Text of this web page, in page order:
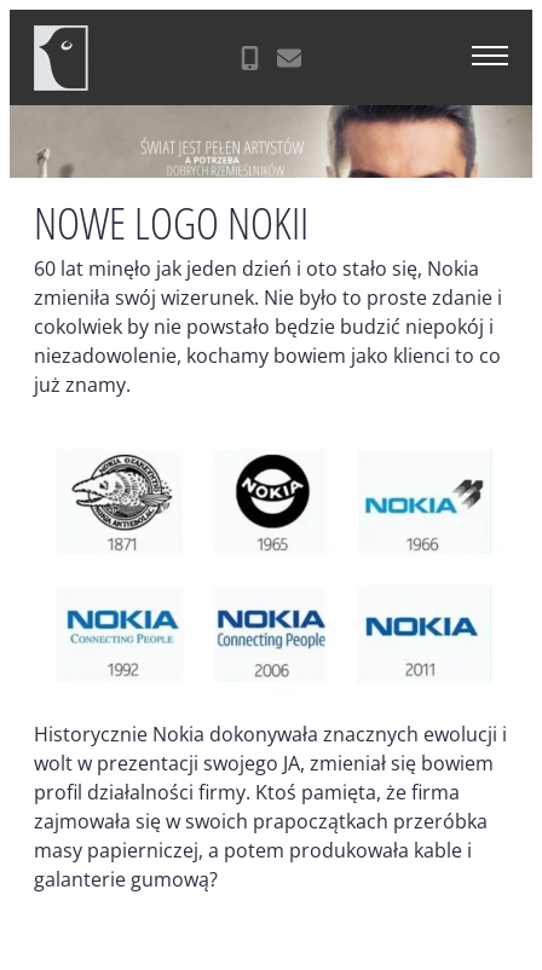
Skip
content
Agencja Reklamowa Zielona Góra
NOWE LOGO NOKII
60 lat minęło jak jeden dzień i oto stało się, Nokia
zmieniła swój wizerunek. Nie było to proste zdanie i
cokolwiek by nie powstało będzie budzić niepokój i
niezadowolenie, kochamy bowiem jako klienci to co
już znamy.
Historycznie Nokia dokonywała znacznych ewolucji i
wolt w prezentacji swojego JA, zmieniał się bowiem
profil działalności firmy. Ktoś pamięta, że firma
zajmowała się w swoich prapoczątkach przeróbka
masy papierniczej, a potem produkowała kable i
galanterie gumową?